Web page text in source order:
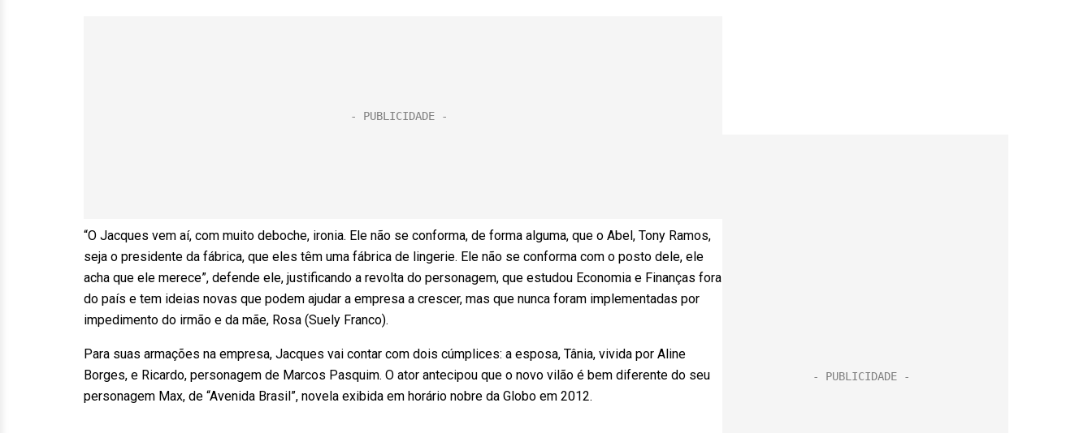
“O Jacques vem aí, com muito deboche, ironia. Ele não se conforma, de forma alguma, que o Abel, Tony Ramos,
seja o presidente da fábrica, que eles têm uma fábrica de lingerie. Ele não se conforma com o posto dele, ele
acha que ele merece”, defende ele, justificando a revolta do personagem, que estudou Economia e Finanças fora
do país e tem ideias novas que podem ajudar a empresa a crescer, mas que nunca foram implementadas por
impedimento do irmão e da mãe, Rosa (Suely Franco).
Para suas armações na empresa, Jacques vai contar com dois cúmplices: a esposa, Tânia, vivida por Aline
Borges, e Ricardo, personagem de Marcos Pasquim. O ator antecipou que o novo vilão é bem diferente do seu
personagem Max, de “Avenida Brasil”, novela exibida em horário nobre da Globo em 2012.